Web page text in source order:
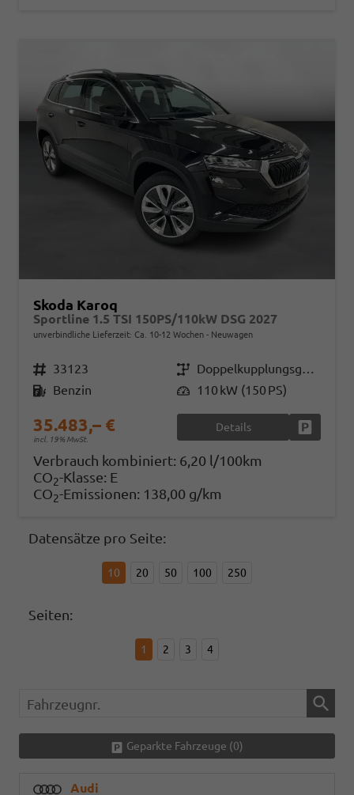
Skoda Karoq
Sportline 1.5 TSI 150PS/110kW DSG 2027
unverbindliche Lieferzeit: Ca. 10-12 Wochen Neuwagen
Fahrzeugnr. 33123 Getriebe
Doppelkupplungsgetriebe (DSG)
Kraftstoff Benzin Leistung 110 kW (150 PS)
35.483,– €
incl. 19% MwSt.
Details
Verbrauch kombiniert: 6,20 l/100km
CO2-Klasse: E
CO2-Emissionen: 138,00 g/km
Datensätze pro Seite:
10 20 50 100 250
Seiten:
1 2 3 4
Fahrzeugnr.
Geparkte Fahrzeuge (0)
Audi